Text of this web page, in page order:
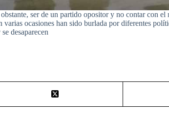
ser de un partido opositor y no contar con el
varias ocasiones han sido burlada por diferentes
desaparecen